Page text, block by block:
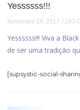
Yessssss!!!
Novembro 24, 2017 283
Yessssss!!! Viva a
de ser uma tradição
[supsystic-social-